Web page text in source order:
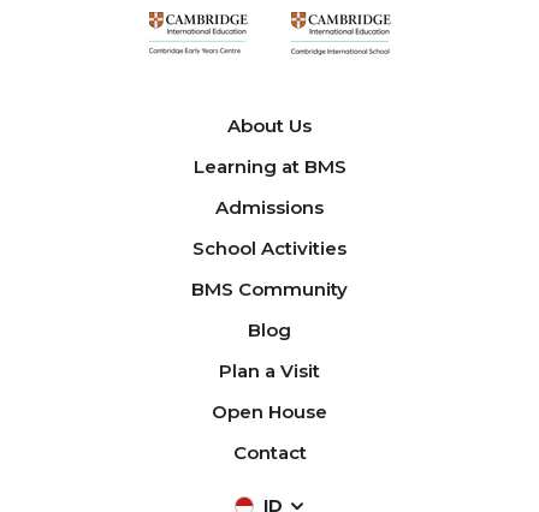
About Us
Learning at BMS
Admissions
School Activities
BMS Community
Blog
Plan a Visit
Open House
Contact
ID